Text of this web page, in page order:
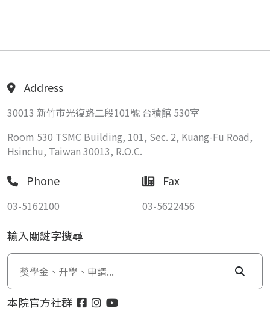
Address
30013 新竹市光復路二段101號 台積館 530室
Room 530 TSMC Building, 101, Sec. 2, Kuang-Fu Road,
Hsinchu, Taiwan 30013, R.O.C.
Phone
03-5162100
Fax
03-5622456
輸入關鍵字搜尋
本院官方社群